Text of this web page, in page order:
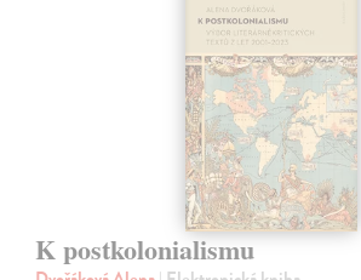
K postkolonialismu